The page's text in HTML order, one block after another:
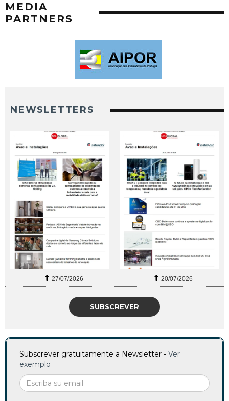
MEDIA
PARTNERS
NEWSLETTERS
27/07/2026 20/07/2026
SUBSCREVER
Subscrever gratuitamente a Newsletter - Ver
exemplo